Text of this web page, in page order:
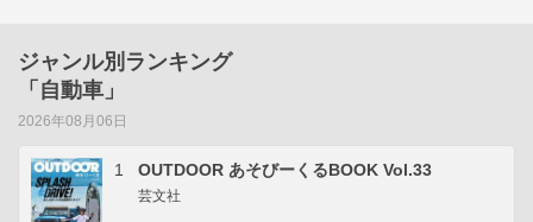
ジャンル別ランキング
「自動車」
2026年08月06日
1 OUTDOOR あそびーくるBOOK Vol.33
芸文社